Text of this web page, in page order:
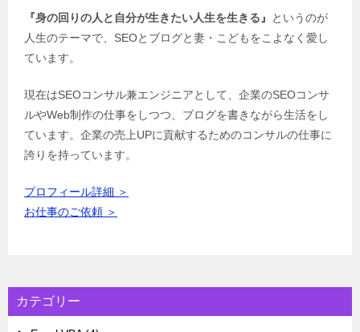
『身の回りの人と自分が生きたい人生を生きる』
というのが
人生のテーマで、SEOとブログと妻・こどもをこよなく愛し
ています。
現在はSEOコンサル兼エンジニアとして、企業のSEOコンサ
ルやWeb制作の仕事をしつつ、ブログを書きながら生活をし
ています。企業の売上UPに貢献するためのコンサルの仕事に
誇りを持っています。
プロフィール詳細 ＞
お仕事のご依頼 ＞
カテゴリー